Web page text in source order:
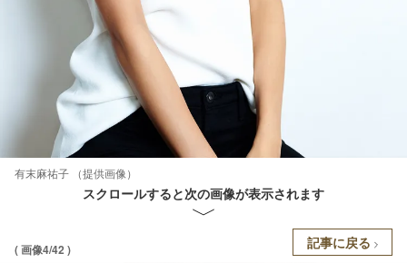
有末麻祐子 （提供画像）
スクロールすると次の画像が表示されます
( 画像4/42 ) 記事に戻る